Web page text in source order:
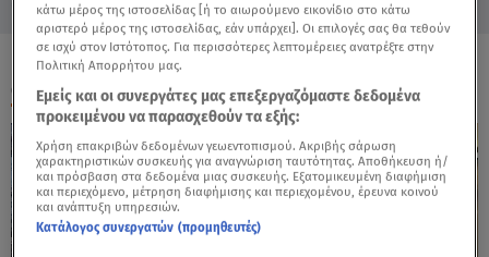
ΟΛΑ ΤΑ ΒΙΝΤΕΟ
κάτω μέρος της ιστοσελίδας [ή το αιωρούμενο εικονίδιο στο κάτω
αριστερό μέρος της ιστοσελίδας, εάν υπάρχει]. Οι επιλογές σας θα τεθούν
σε ισχύ στον Ιστότοπος. Για περισσότερες λεπτομέρειες ανατρέξτε στην
Πολιτική Απορρήτου μας.
Εμείς και οι συνεργάτες μας επεξεργαζόμαστε δεδομένα
προκειμένου να παρασχεθούν τα εξής:
Χρήση επακριβών δεδομένων γεωεντοπισμού. Ακριβής σάρωση
χαρακτηριστικών συσκευής για αναγνώριση ταυτότητας. Αποθήκευση ή/
και πρόσβαση στα δεδομένα μιας συσκευής. Εξατομικευμένη διαφήμιση
και περιεχόμενο, μέτρηση διαφήμισης και περιεχομένου, έρευνα κοινού
και ανάπτυξη υπηρεσιών.
Κατάλογος συνεργατών (προμηθευτές)